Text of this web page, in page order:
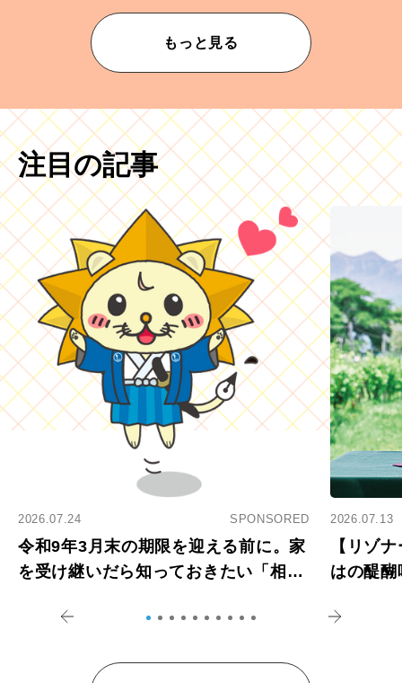
もっと見る
注目の記事
2026.07.24 SPONSORED
令和9年3月末の期限を迎える前に。家
を受け継いだら知っておきたい「相続
2026.07.13
【リゾ
はの醍